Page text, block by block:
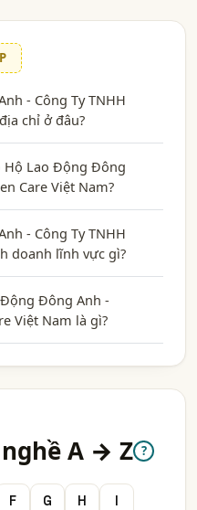
- Công Ty TNHH
chỉ ở đâu?
Hộ Lao Động Đông
Care Việt Nam?
- Công Ty TNHH
doanh lĩnh vực gì?
Đông Anh -
Việt Nam là gì?
A → Z ?
F G H
I